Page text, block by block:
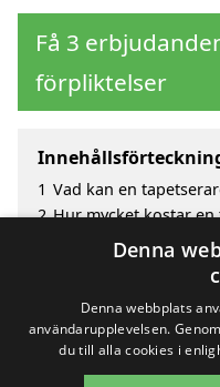
Få 3
förpliktelser
1 Vad kan en
2 Hur mycket kostar en
Fördelar med att
Sök efter en skicklig
Denna
Denna webbplats
användarupplevelsen.
du till alla cookies i